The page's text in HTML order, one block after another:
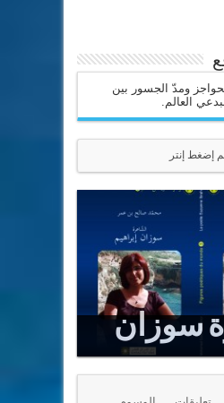
ومدّ الجسور بين
العالم.
سوزان